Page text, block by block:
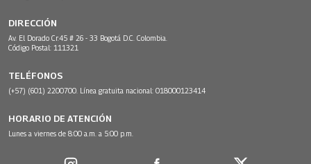
DIRECCIÓN
Av. El Dorado Cr.45 # 26 - 33 Bogotá D.C. Colombia.
Código Postal: 111321
TELÉFONOS
(+57) (601) 2200700. Línea gratuita nacional: 018000123414
HORARIO DE ATENCIÓN
Lunes a viernes de 8:00 a.m. a 5:00 p.m.